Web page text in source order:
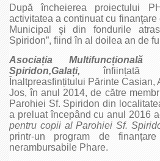
După încheierea proiectului
activitatea a continuat cu
Municipal şi din fondurile
Spiridon”, fiind în al doilea an de
Asociația Multifuncțională
Spiridon,Galați,înființată
Înaltpreasfințitului Părinte
Jos, în anul 2014, de către
Parohiei Sf. Spiridon din
a preluat începând cu anul 2016
pentru copii al Parohiei Sf.
printr-un program de
nerambursabile Phare.